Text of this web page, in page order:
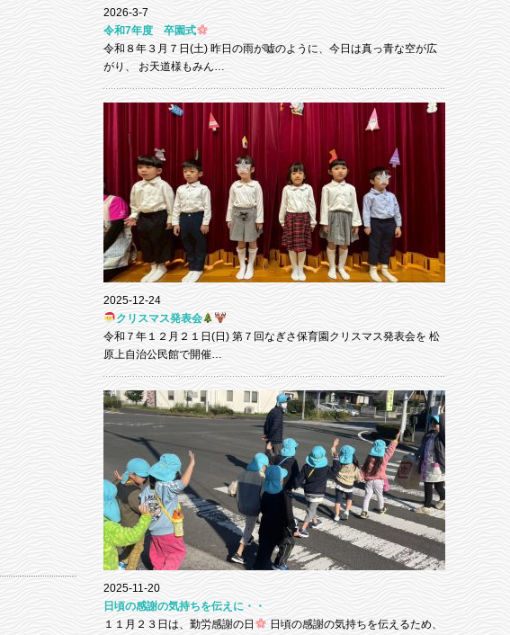
2026-3-7
令和7年度 卒園式
令和８年３月７日(土) 昨日の雨が嘘のように、今日は真っ青な空が広
がり、 お天道様もみん…
2025-12-24
クリスマス発表会
令和７年１２月２１日(日) 第７回なぎさ保育園クリスマス発表会を 松
原上自治公民館で開催…
2025-11-20
日頃の感謝の気持ちを伝えに・・
１１月２３日は、勤労感謝の日
日頃の感謝の気持ちを伝えるため、